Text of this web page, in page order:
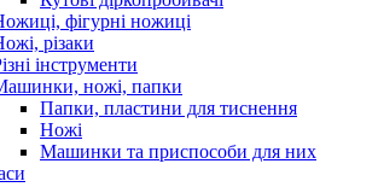
фігурні ножиці
різаки
інструменти
ножі, папки
Папки, пластини для тиснення
Ножі
Машинки та приспособи для них